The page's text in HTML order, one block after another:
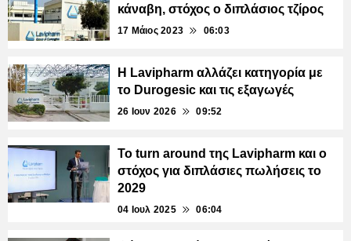
κάναβη, στόχος ο διπλάσιος τζίρος
17 Μάιος 2023 06:03
Η Lavipharm αλλάζει κατηγορία με
το Durogesic και τις εξαγωγές
26 Ιουν 2026 09:52
Το turn around της Lavipharm και ο
στόχος για διπλάσιες πωλήσεις το
2029
04 Ιουλ 2025 06:04